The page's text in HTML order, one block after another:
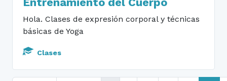
Hola. Clases de expresión corporal y técnicas
básicas de Yoga
Clases